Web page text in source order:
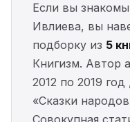
Если вы
Ивлиева, вы
подборку из 5
Книгизм. Автор
2012 по 2019
«Сказки
Совокупная